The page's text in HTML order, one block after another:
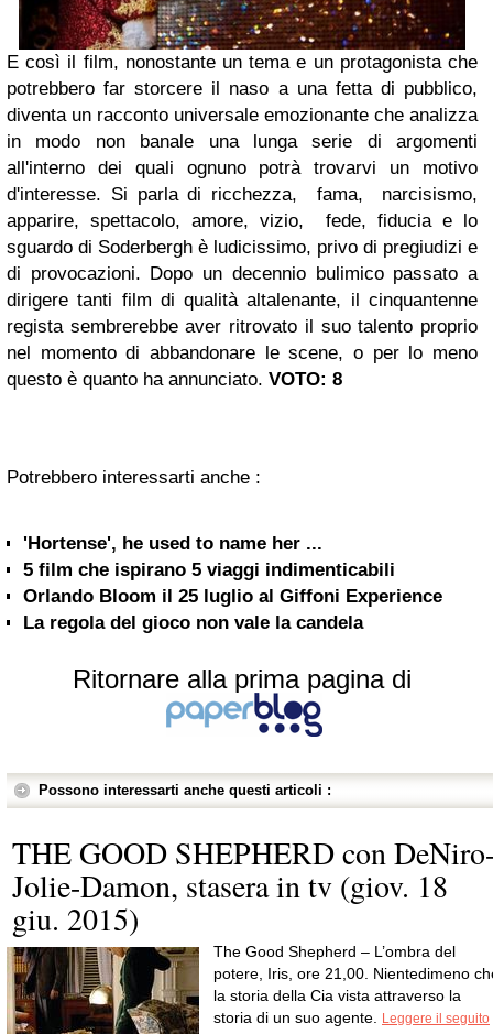
E così il film, nonostante un tema e un protagonista che
potrebbero far storcere il naso a una fetta di pubblico,
diventa un racconto universale emozionante che analizza
in modo non banale una lunga serie di argomenti
all'interno dei quali ognuno potrà trovarvi un motivo
d'interesse. Si parla di ricchezza, fama, narcisismo,
apparire, spettacolo, amore, vizio, fede, fiducia e lo
sguardo di Soderbergh è ludicissimo, privo di pregiudizi e
di provocazioni. Dopo un decennio bulimico passato a
dirigere tanti film di qualità altalenante, il cinquantenne
regista sembrerebbe aver ritrovato il suo talento proprio
nel momento di abbandonare le scene, o per lo meno
questo è quanto ha annunciato. VOTO: 8
Potrebbero interessarti anche :
'Hortense', he used to name her ...
5 film che ispirano 5 viaggi indimenticabili
Orlando Bloom il 25 luglio al Giffoni Experience
La regola del gioco non vale la candela
Ritornare alla prima pagina di
Possono interessarti anche questi articoli :
THE GOOD SHEPHERD con
Jolie-Damon, stasera in tv (giov. 18
giu. 2015)
The Good Shepherd – L’ombra del
potere, Iris, ore 21,00. Nientedimeno
la storia della Cia vista attraverso la
storia di un suo agente. Leggere il seguito